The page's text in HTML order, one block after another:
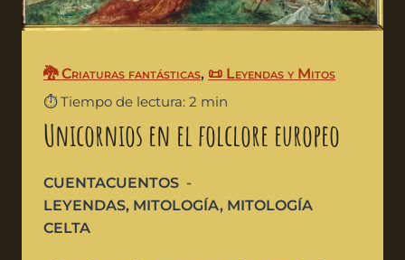
🐉 Criaturas fantásticas, 📜 Leyendas y Mitos
⏱️ Tiempo de lectura: 2 min
Unicornios en el folclore europeo
CUENTACUENTOS
LEYENDAS, MITOLOGÍA, MITOLOGÍA
CELTA